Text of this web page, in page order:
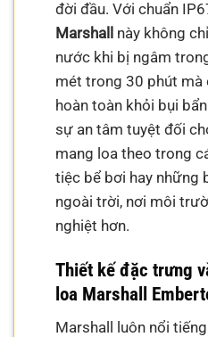
đời đầu. Với chuẩn
Marshall
này không
nước khi bị ngâm
mét trong 30 phút mà
hoàn toàn khỏi bụi
sự an tâm tuyệt đối
mang loa theo trong
tiệc bể bơi hay những
ngoài trời, nơi môi
nghiệt hơn.
Thiết kế đặc trưng
loa Marshall
Marshall luôn nổi